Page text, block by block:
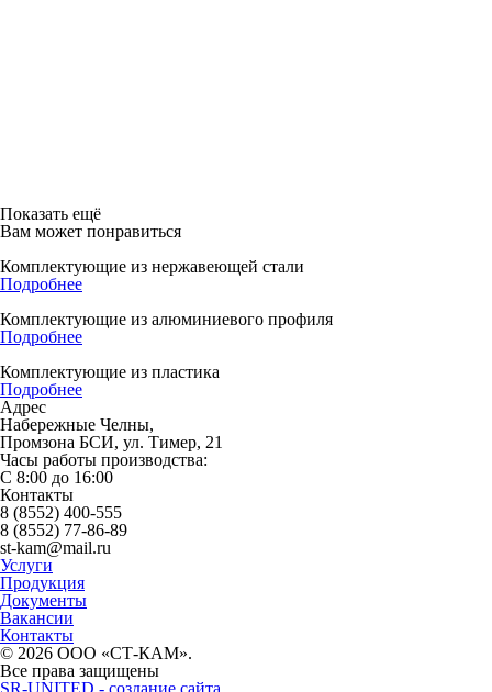
Показать ещё
Вам может понравиться
Комплектующие из нержавеющей стали
Подробнее
Комплектующие из алюминиевого профиля
Подробнее
Комплектующие из пластика
Подробнее
Адрес
Набережные Челны,
Промзона БСИ, ул. Тимер, 21
Часы работы производства:
С 8:00 до 16:00
Контакты
8 (8552) 400-555
8 (8552) 77-86-89
st-kam@mail.ru
Услуги
Продукция
Документы
Вакансии
Контакты
© 2026 ООО «СТ-КАМ».
Все права защищены
SR-UNITED - создание сайта